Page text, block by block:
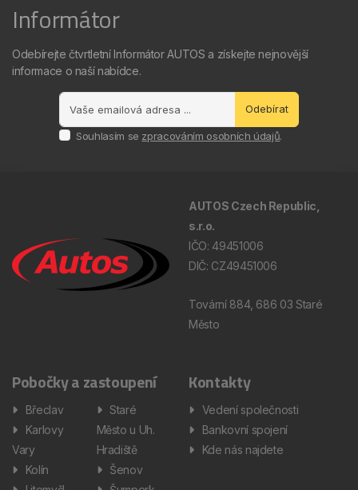
Informátor
Odebírejte čtvrtletní Informátor AUTOS a získejte nejnovější
informace o naší nabídce.
Odebírat
Souhlasím se zpracováním osobních údajů.
AUTOS Czech Republic,
s.r.o.
IČO: 49451006
DIČ: CZ49451006
Tovární 884, 686 03 Staré
Město
Pobočky a zastoupení
Břeclav
Karlovy
Vary
Kolín
Staré
Město u Uh.
Hradiště
Šenov
Kontakty
Vedení společnosti
Bankovní spojení
Kde nás najdete